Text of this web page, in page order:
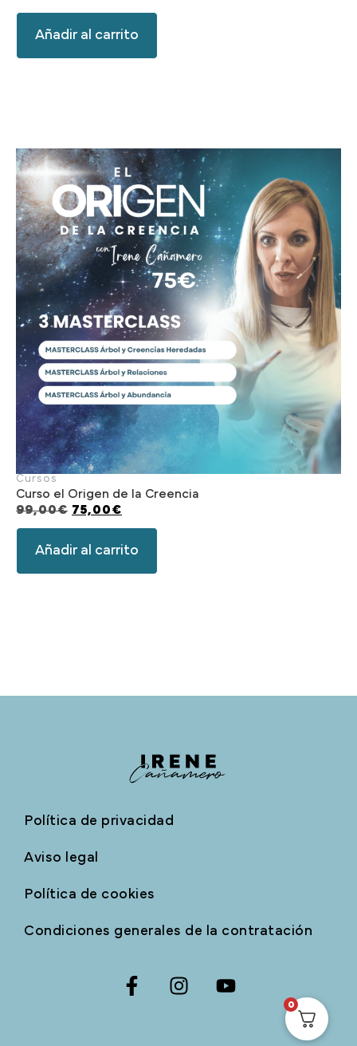
Añadir al carrito
Cursos
Curso el Origen de la Creencia
99,00€ 75,00€
Añadir al carrito
Política de privacidad
Aviso legal
Política de cookies
Condiciones generales de la contratación
0